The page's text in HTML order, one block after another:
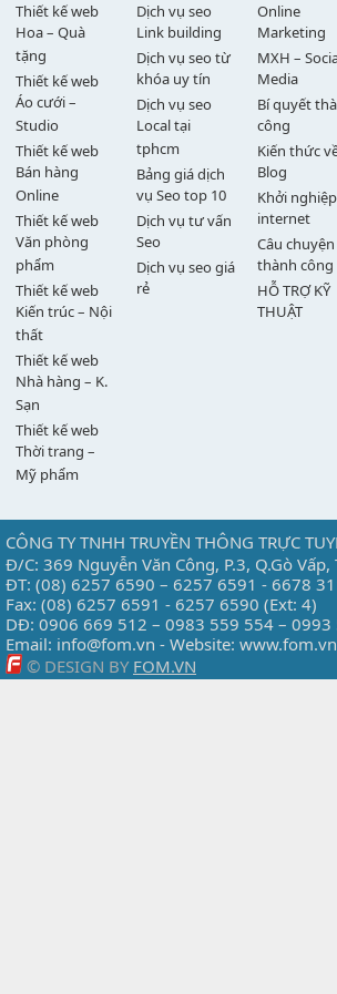
Thiết kế web
Hoa – Quà
tặng
Thiết kế web
Áo cưới –
Studio
Thiết kế web
Bán hàng
Online
Thiết kế web
Văn phòng
phẩm
Thiết kế web
Kiến trúc – Nội
thất
Thiết kế web
Nhà hàng – K.
Sạn
Thiết kế web
Thời trang –
Mỹ phẩm
Dịch vụ seo
Link building
Dịch vụ seo từ
khóa uy tín
Dịch vụ seo
Local tại
tphcm
Bảng giá dịch
vụ Seo top 10
Dịch vụ tư vấn
Seo
Dịch vụ seo giá
rẻ
Online
Marketing
MXH –
Media
Bí quyết
công
Kiến thức
Blog
Khởi nghiệp
internet
Câu chuyện
thành công
HỖ TRỢ KỸ
THUẬT
CÔNG TY TNHH TRUYỀN THÔNG TRỰC
Đ/C: 369 Nguyễn Văn Công, P.3, Q.Gò Vấp,
ĐT: (08) 6257 6590 – 6257 6591 - 6678
Fax: (08) 6257 6591 - 6257 6590 (Ext: 4)
DĐ: 0906 669 512 – 0983 559 554 – 0993
Email: info@fom.vn - Website:
© DESIGN BY FOM.VN